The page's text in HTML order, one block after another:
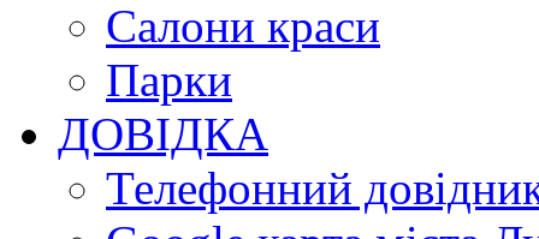
Салони краси
Парки
ДОВІДКА
Телефонний